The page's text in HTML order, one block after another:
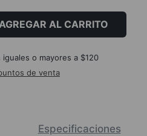
AL CARRITO
o mayores a $120
de venta
Especificaciones